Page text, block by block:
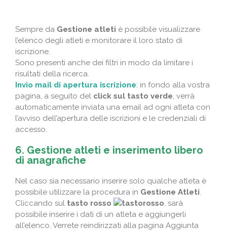
Sempre da Gestione atleti è possibile visualizzare
l’elenco degli atleti e monitorare il loro stato di
iscrizione.
Sono presenti anche dei filtri in modo da limitare i
risultati della ricerca.
Invio mail di apertura iscrizione: in fondo alla vostra
pagina, a seguito del click sul tasto verde, verrà
automaticamente inviata una email ad ogni atleta con
l’avviso dell’apertura delle iscrizioni e le credenziali di
accesso.
6. Gestione atleti e inserimento libero
di anagrafiche
Nel caso sia necessario inserire solo qualche atleta è
possibile utilizzare la procedura in Gestione Atleti.
Cliccando sul tasto rosso
, sarà
possibile inserire i dati di un atleta e aggiungerli
all’elenco. Verrete reindirizzati alla pagina Aggiunta